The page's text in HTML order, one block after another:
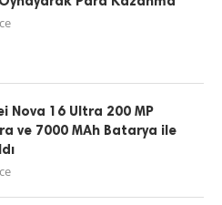
Nova 16 Ultra 200 MP
ve 7000 MAh Batarya ile